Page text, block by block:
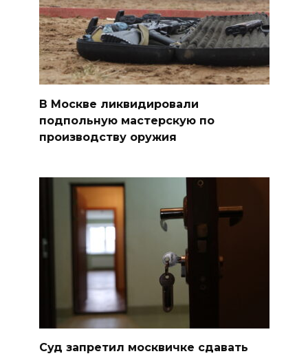
В Москве ликвидировали
подпольную мастерскую по
производству оружия
Суд запретил москвичке сдавать